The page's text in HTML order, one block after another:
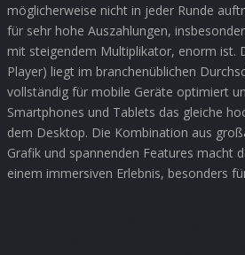
möglicherweise nicht in jeder Runde
für sehr hohe Auszahlungen,
mit steigendem Multiplikator, enorm ist.
Player) liegt im branchenüblichen
vollständig für mobile Geräte optimiert
Smartphones und Tablets das gleiche
dem Desktop. Die Kombination aus
Grafik und spannenden Features macht
einem immersiven Erlebnis, besonders